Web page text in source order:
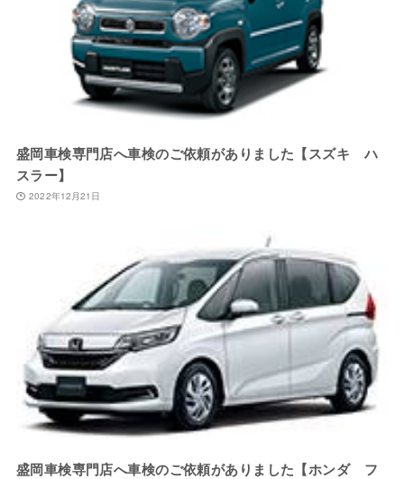
盛岡車検専門店へ車検のご依頼がありました【スズキ ハ
スラー】
2022年12月21日
盛岡車検専門店へ車検のご依頼がありました【ホンダ フ